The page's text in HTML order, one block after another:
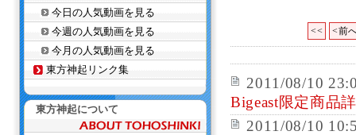
<< <前
2011/08/10
Bigeast限定商品
2011/08/10
今日の人気動画を見る
今週の人気動画を見る
今月の人気動画を見る
東方神起リンク集
東方神起について